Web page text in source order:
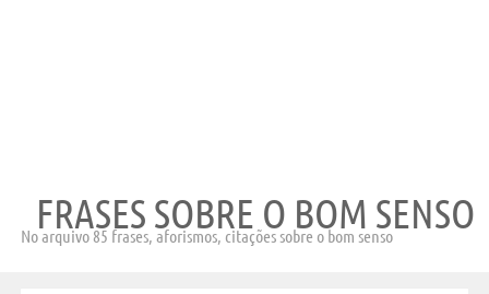
FRASES SOBRE O BOM SENSO
No arquivo 85 frases, aforismos, citações sobre o bom senso